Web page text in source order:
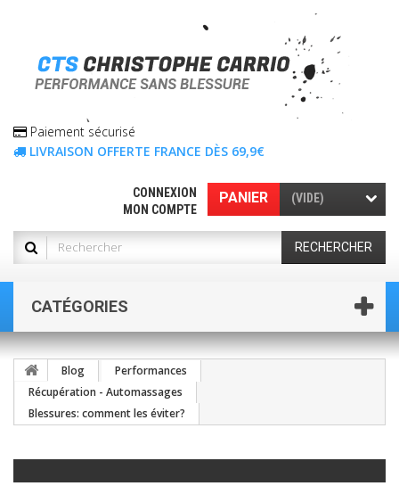
Paiement sécurisé
LIVRAISON OFFERTE FRANCE DÈS 69,9€
PANIER (VIDE)
CONNEXION
MON COMPTE
RECHERCHER
CATÉGORIES
Blog
Performances
Récupération - Automassages
Blessures: comment les éviter?